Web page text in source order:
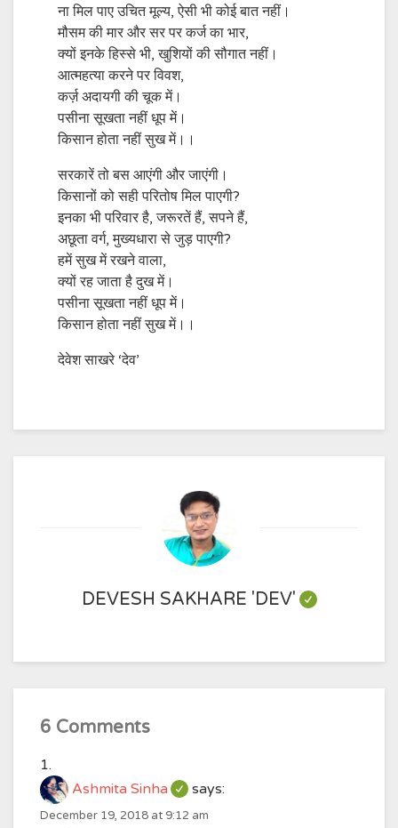
ना मिल पाए उचित मूल्य, ऐसी भी कोई बात नहीं।
मौसम की मार और सर पर कर्ज का भार,
क्यों इनके हिस्से भी, खुशियों की सौगात नहीं।
आत्महत्या करने पर विवश,
कर्ज़ अदायगी की चूक में।
पसीना सूखता नहीं धूप में।
किसान होता नहीं सुख में।।
सरकारें तो बस आएंगी और जाएंगी।
किसानों को सही परितोष मिल पाएगी?
इनका भी परिवार है, जरूरतें हैं, सपने हैं,
अछूता वर्ग, मुख्यधारा से जुड़ पाएगी?
हमें सुख में रखने वाला,
क्यों रह जाता है दुख में।
पसीना सूखता नहीं धूप में।
किसान होता नहीं सुख में।।
देवेश साखरे ‘देव’
DEVESH SAKHARE 'DEV'
6 Comments
Ashmita Sinha says:
December 19, 2018 at 9:12 am